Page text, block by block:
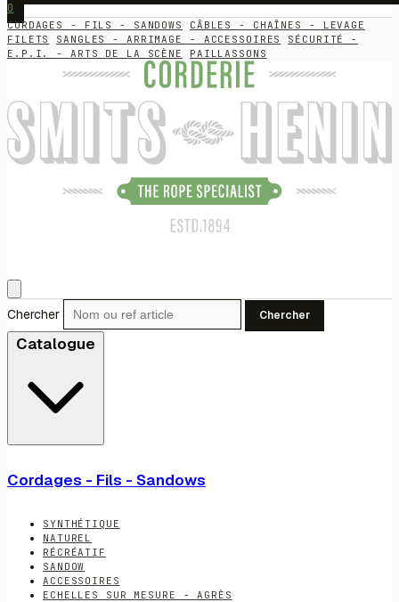
0
CORDAGES - FILS - SANDOWS
CÂBLES - CHAÎNES - LEVAGE
FILETS
SANGLES - ARRIMAGE - ACCESSOIRES
SÉCURITÉ -
E.P.I. - ARTS DE LA SCÈNE
PAILLASSONS
Chercher Chercher
Catalogue
Cordages - Fils - Sandows
SYNTHÉTIQUE
NATUREL
RÉCRÉATIF
SANDOW
ACCESSOIRES
ECHELLES SUR MESURE - AGRÈS